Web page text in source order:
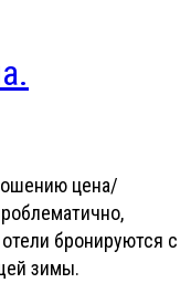
цена/
бронируются с
зимы.